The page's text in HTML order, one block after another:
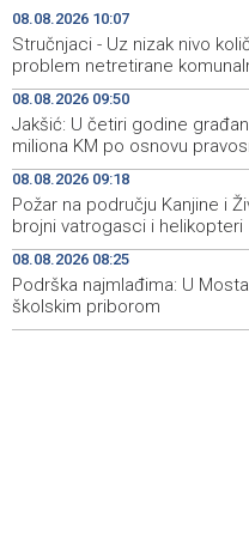
09:50
Jakšić: U četiri godine
25 miliona KM po osnovu
09:45 Književno veče sa
09:18
Požar na području
angažirani brojni vatrogasci i
08:55
Erdogan: Sporazum
jedne države, otvoren je i za
08:51
Američki sud blokirao
dvorane u Bijeloj kući
08.08.2026 10:07
Stručnjaci - Uz nizak nivo
problem netretirane
08.08.2026 09:50
Jakšić: U četiri godine
miliona KM po osnovu
08.08.2026 09:18
Požar na području Kanjine i
brojni vatrogasci i helikopteri
08.08.2026 08:25
Podrška najmlađima: U
školskim priborom